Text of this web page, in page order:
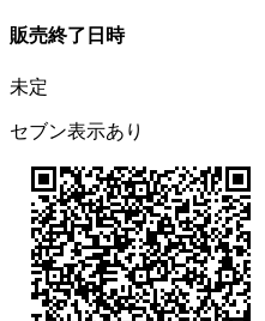
販売終了日時
未定
セブン表示あり